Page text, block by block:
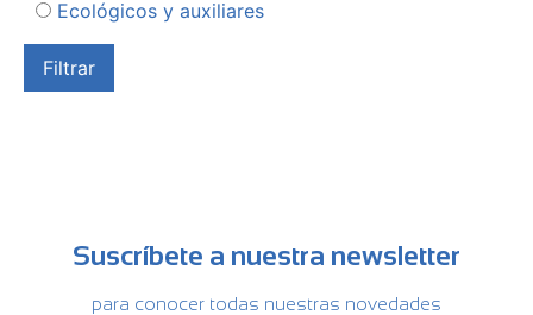
Ecológicos y auxiliares
Suscríbete a nuestra newsletter
para conocer todas nuestras novedades